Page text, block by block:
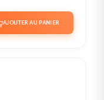
AJOUTER AU PANIER